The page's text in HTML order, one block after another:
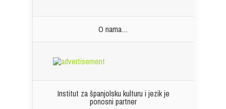
O nama…
Institut za španjolsku kulturu i jezik je
ponosni partner